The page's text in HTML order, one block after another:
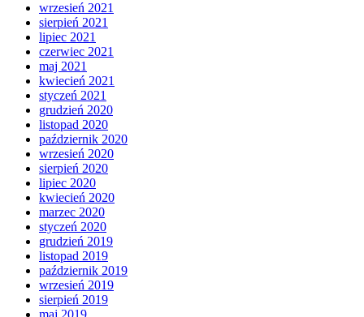
wrzesień 2021
sierpień 2021
lipiec 2021
czerwiec 2021
maj 2021
kwiecień 2021
styczeń 2021
grudzień 2020
listopad 2020
październik 2020
wrzesień 2020
sierpień 2020
lipiec 2020
kwiecień 2020
marzec 2020
styczeń 2020
grudzień 2019
listopad 2019
październik 2019
wrzesień 2019
sierpień 2019